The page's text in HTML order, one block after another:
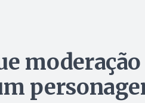
moderação